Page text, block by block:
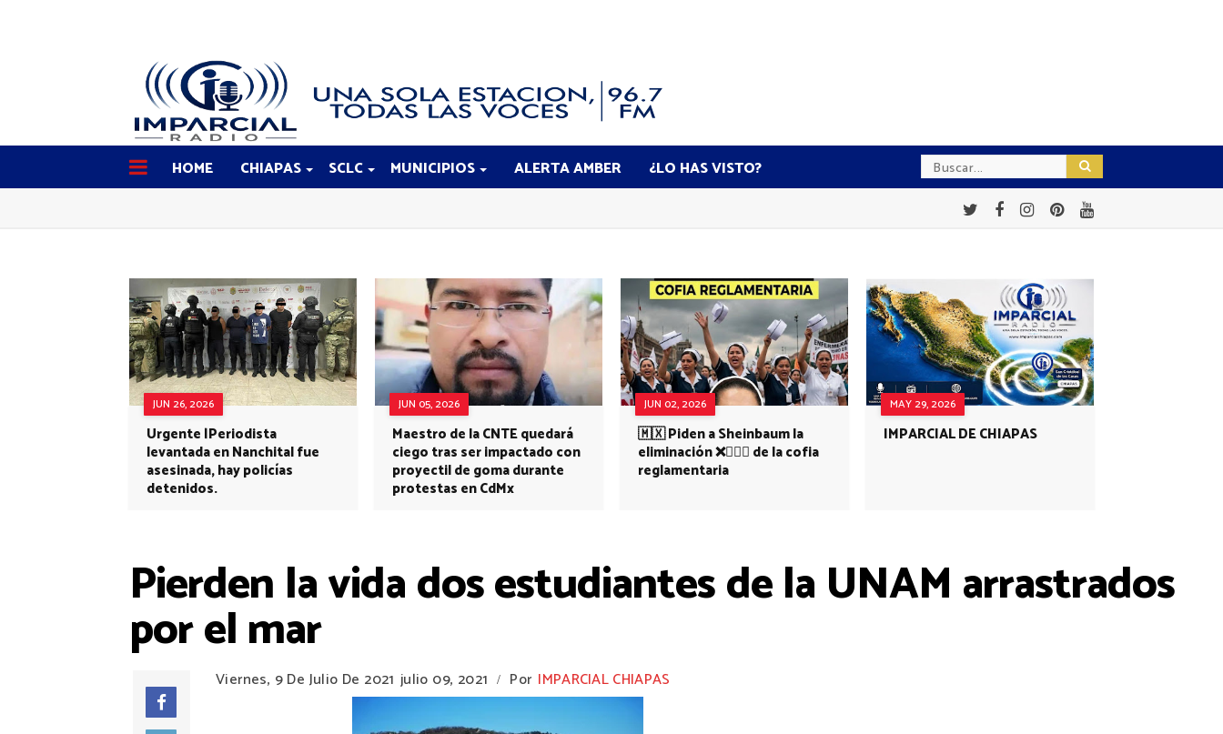
HOME CHIAPAS SCLC MUNICIPIOS ALERTA AMBER ¿LO HAS VISTO?
JUN 26, 2026
Urgente |Periodista
levantada en Nanchital fue
asesinada, hay policías
detenidos.
JUN 05, 2026
Maestro de la CNTE quedará
ciego tras ser impactado con
proyectil de goma durante
protestas en CdMx
JUN 02, 2026
🇲🇽 Piden a Sheinbaum la
eliminación ❌👩🏻‍⚕️ de la cofia
reglamentaria
MAY 29, 2026
IMPARCIAL DE CHIAPAS
Pierden la vida dos estudiantes de la UNAM arrastrados
por el mar
Viernes, 9 De Julio De 2021 julio 09, 2021 / Por IMPARCIAL CHIAPAS